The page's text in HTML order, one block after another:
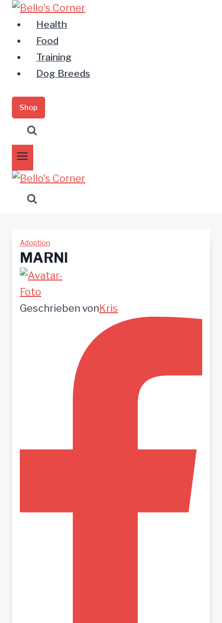
Zum
Inhalt
springen
Health
Food
Training
Dog Breeds
Shop
Adoption
MARNI
Geschrieben vonKris